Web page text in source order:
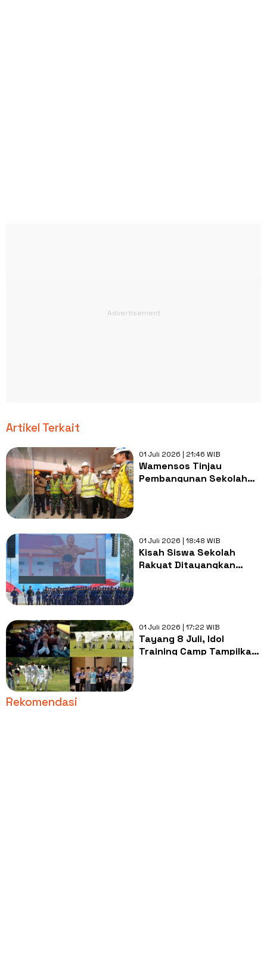
Artikel Terkait
01 Juli 2026 | 21:46 WIB
Wamensos Tinjau
Pembangunan Sekolah
01 Juli 2026 | 18:48 WIB
Kisah Siswa Sekolah
Rakyat Ditayangkan
01 Juli 2026 | 17:22 WIB
Tayang 8 Juli, Idol
Training Camp Tampilkan
Rekomendasi